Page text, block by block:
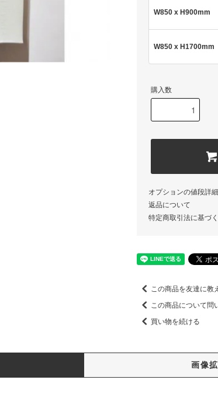
W850 x H900mm
W850 x H1700mm
購入数
オプションの値段詳細
返品について
特定商取引法に基づ
この商品を友達に教
この商品について問
買い物を続ける
画像